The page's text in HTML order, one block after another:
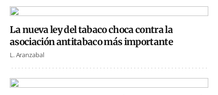
La nueva ley del tabaco choca contra la
asociación antitabaco más importante
L. Aranzabal